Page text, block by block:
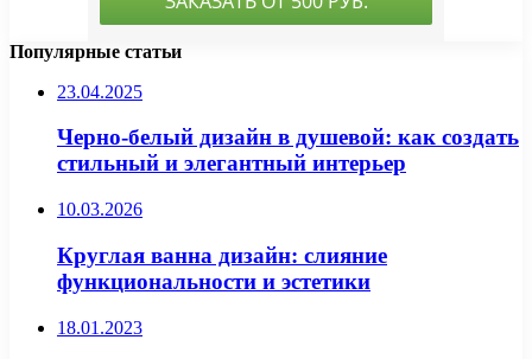
Популярные статьи
23.04.2025
Черно-белый дизайн в душевой: как создать
стильный и элегантный интерьер
10.03.2026
Круглая ванна дизайн: слияние
функциональности и эстетики
18.01.2023